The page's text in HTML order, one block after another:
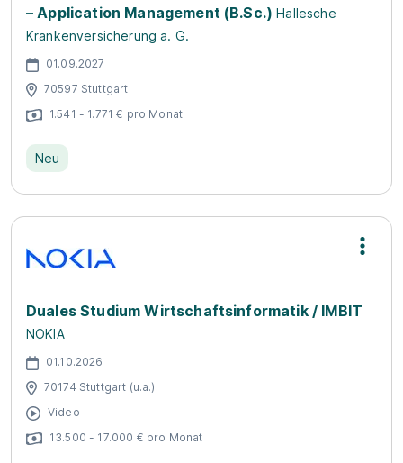
– Application Management (B.Sc.) Hallesche
Krankenversicherung a. G.
01.09.2027
70597 Stuttgart
1.541 - 1.771 € pro Monat
Neu
Duales Studium Wirtschaftsinformatik / IMBIT
NOKIA
01.10.2026
70174 Stuttgart (u.a.)
Video
13.500 - 17.000 € pro Monat